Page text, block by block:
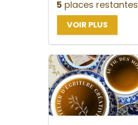
5 places restantes
VOIR PLUS